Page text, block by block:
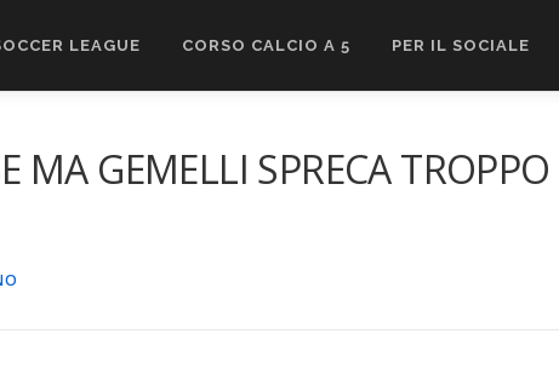
LEAGUE CORSO CALCIO A 5 PER IL SOCIALE
MA GEMELLI SPRECA